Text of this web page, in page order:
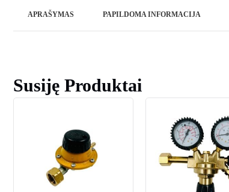
APRAŠYMAS PAPILDOMA INFORMACIJA
Susiję Produktai